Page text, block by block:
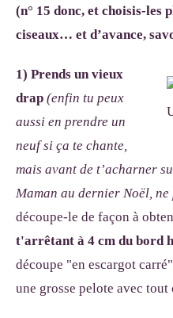
(n° 15 donc, et choisis-les
ciseaux… et d’avance,
1) Prends un vieux
drap (enfin tu peux
aussi en prendre un
neuf si ça te chante,
mais avant de t’acharner
Maman au dernier Noël,
découpe-le de façon à
t'arrêtant à 4 cm du bord
découpe "en escargot
une grosse pelote avec tout